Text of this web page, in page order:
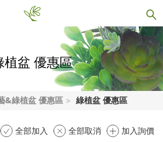
植盆 優惠區
&綠植盆 優惠區 綠植盆 優惠區
全部加入 全部取消 加入詢價